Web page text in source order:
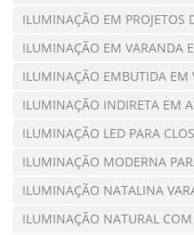
ILUMINAÇÃO EM PROJETOS
ILUMINAÇÃO EM VARANDA
ILUMINAÇÃO EMBUTIDA EM
ILUMINAÇÃO INDIRETA EM
ILUMINAÇÃO LED PARA
ILUMINAÇÃO MODERNA
ILUMINAÇÃO NATALINA
ILUMINAÇÃO NATURAL COM